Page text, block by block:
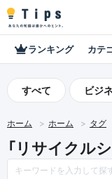
ランキング カテ
すべて ビジ
ホーム ホーム タグ
「リサイクル